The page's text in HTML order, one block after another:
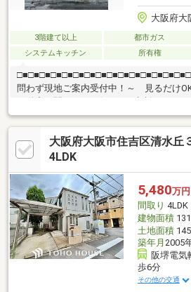
大阪府大
3階建て以上 都市ガス
システムキッチン
所有権
問わず現地ご案内受付中！～ 見るだけ
不動産に関すること何でもご相談下さい
から、失敗しない不動産の買い方まで伝
ご案内も即対応させていただきます♪ お
い！内覧・相談のご連絡は【0120-927-
大阪府大阪市住吉区清水丘
4LDK
5,480万円
間取り 4LDK
建物面積
土地面積
築年月 2005
阪堺電気
歩6分
その他の交通